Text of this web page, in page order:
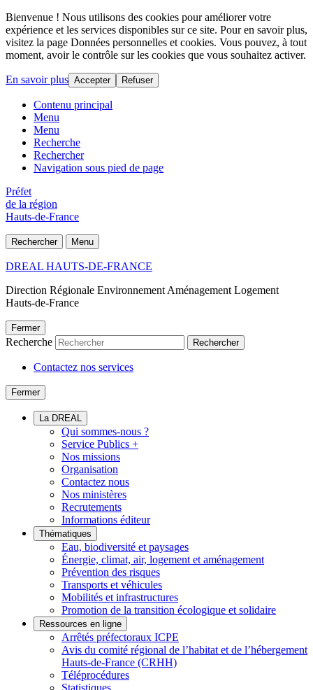
Bienvenue ! Nous utilisons des cookies pour améliorer votre
expérience et les services disponibles sur ce site. Pour en savoir plus,
visitez la page Données personnelles et cookies. Vous pouvez, à tout
moment, avoir le contrôle sur les cookies que vous souhaitez activer.
En savoir plus Accepter Refuser
Contenu principal
Menu
Menu
Recherche
Rechercher
Navigation sous pied de page
Préfet
de la région
Hauts-de-France
Rechercher Menu
DREAL HAUTS-DE-FRANCE
Direction Régionale Environnement Aménagement Logement
Hauts-de-France
Fermer
Recherche Rechercher
Contactez nos services
Fermer
La DREAL
Qui sommes-nous ?
Service Publics +
Nos missions
Organisation
Contactez nous
Nos ministères
Recrutements
Informations éditeur
Thématiques
Eau, biodiversité et paysages
Énergie, climat, air, logement et aménagement
Prévention des risques
Transports et véhicules
Mobilités et infrastructures
Promotion de la transition écologique et solidaire
Ressources en ligne
Arrêtés préfectoraux ICPE
Avis du comité régional de l’habitat et de l’hébergement
Hauts-de-France (CRHH)
Téléprocédures
Statistiques